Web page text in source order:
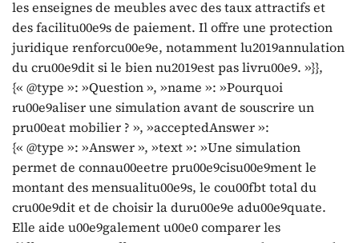
les enseignes de meubles avec des taux attractifs et
des facilitu00e9s de paiement. Il offre une protection
juridique renforcu00e9e, notamment lu2019annulation
du cru00e9dit si le bien nu2019est pas livru00e9. »}},
{« @type »: »Question », »name »: »Pourquoi
ru00e9aliser une simulation avant de souscrire un
pru00eat mobilier ? », »acceptedAnswer »:
{« @type »: »Answer », »text »: »Une simulation
permet de connau00eetre pru00e9cisu00e9ment le
montant des mensualitu00e9s, le cou00fbt total du
cru00e9dit et de choisir la duru00e9e adu00e9quate.
Elle aide u00e9galement u00e0 comparer les